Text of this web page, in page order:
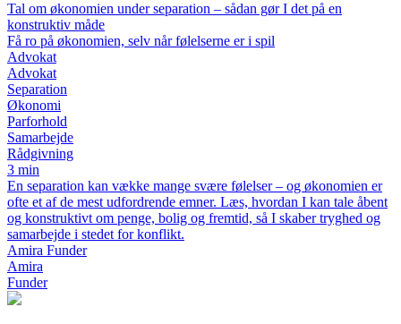
Tal om økonomien under separation – sådan gør I det på en
konstruktiv måde
Få ro på økonomien, selv når følelserne er i spil
Advokat
Advokat
Separation
Økonomi
Parforhold
Samarbejde
Rådgivning
3 min
En separation kan vække mange svære følelser – og økonomien er
ofte et af de mest udfordrende emner. Læs, hvordan I kan tale åbent
og konstruktivt om penge, bolig og fremtid, så I skaber tryghed og
samarbejde i stedet for konflikt.
Amira Funder
Amira
Funder